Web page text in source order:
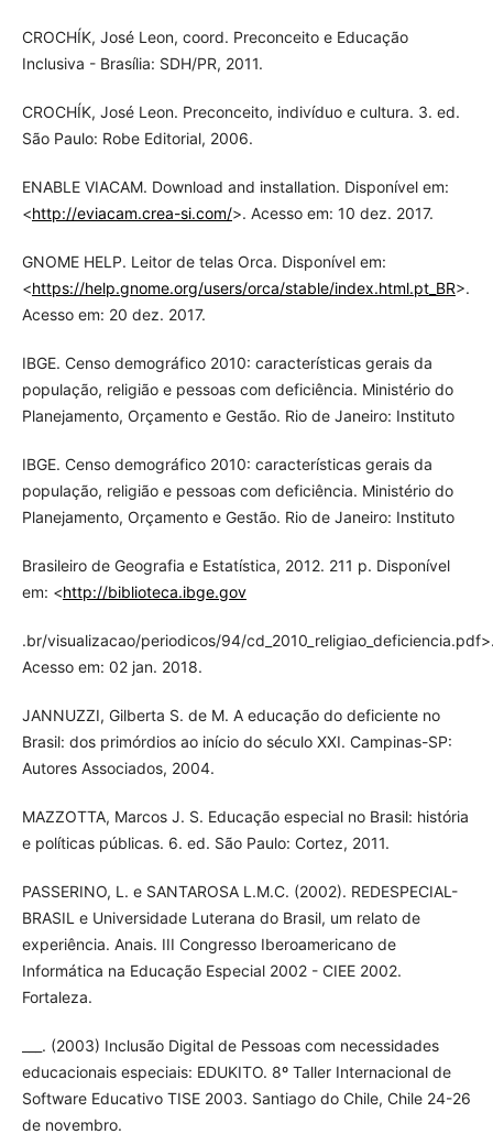
CROCHÍK, José Leon, coord. Preconceito e Educação
Inclusiva - Brasília: SDH/PR, 2011.
CROCHÍK, José Leon. Preconceito, indivíduo e cultura. 3. ed.
São Paulo: Robe Editorial, 2006.
ENABLE VIACAM. Download and installation. Disponível em:
<http://eviacam.crea-si.com/>. Acesso em: 10 dez. 2017.
GNOME HELP. Leitor de telas Orca. Disponível em:
<https://help.gnome.org/users/orca/stable/index.html.pt_BR>.
Acesso em: 20 dez. 2017.
IBGE. Censo demográfico 2010: características gerais da
população, religião e pessoas com deficiência. Ministério do
Planejamento, Orçamento e Gestão. Rio de Janeiro: Instituto
IBGE. Censo demográfico 2010: características gerais da
população, religião e pessoas com deficiência. Ministério do
Planejamento, Orçamento e Gestão. Rio de Janeiro: Instituto
Brasileiro de Geografia e Estatística, 2012. 211 p. Disponível
em: <http://biblioteca.ibge.gov
.br/visualizacao/periodicos/94/
Acesso em: 02 jan. 2018.
JANNUZZI, Gilberta S. de M. A educação do deficiente no
Brasil: dos primórdios ao início do século XXI. Campinas-SP:
Autores Associados, 2004.
MAZZOTTA, Marcos J. S. Educação especial no Brasil: história
e políticas públicas. 6. ed. São Paulo: Cortez, 2011.
PASSERINO, L. e SANTAROSA L.M.C. (2002). REDESPECIAL-
BRASIL e Universidade Luterana do Brasil, um relato de
experiência. Anais. III Congresso Iberoamericano de
Informática na Educação Especial 2002 - CIEE 2002.
Fortaleza.
___. (2003) Inclusão Digital de Pessoas com necessidades
educacionais especiais: EDUKITO. 8º Taller Internacional de
Software Educativo TISE 2003. Santiago do Chile, Chile 24-26
de novembro.